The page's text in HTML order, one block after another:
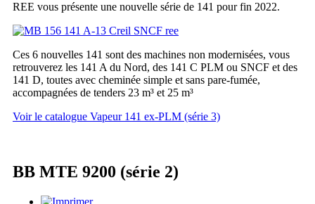
REE vous présente une nouvelle série de 141 pour fin 2022.
Ces 6 nouvelles 141 sont des machines non modernisées, vous
retrouverez les 141 A du Nord, des 141 C PLM ou SNCF et des
141 D, toutes avec cheminée simple et sans pare-fumée,
accompagnées de tenders 23 m³ et 25 m³
Voir le catalogue Vapeur 141 ex-PLM (série 3)
BB MTE 9200 (série 2)